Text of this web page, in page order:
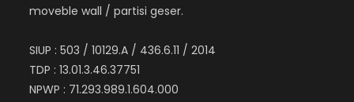
moveble wall / partisi geser.
SIUP : 503 / 10129.A / 436.6.11 / 2014
TDP : 13.01.3.46.37751
NPWP : 71.293.989.1.604.000